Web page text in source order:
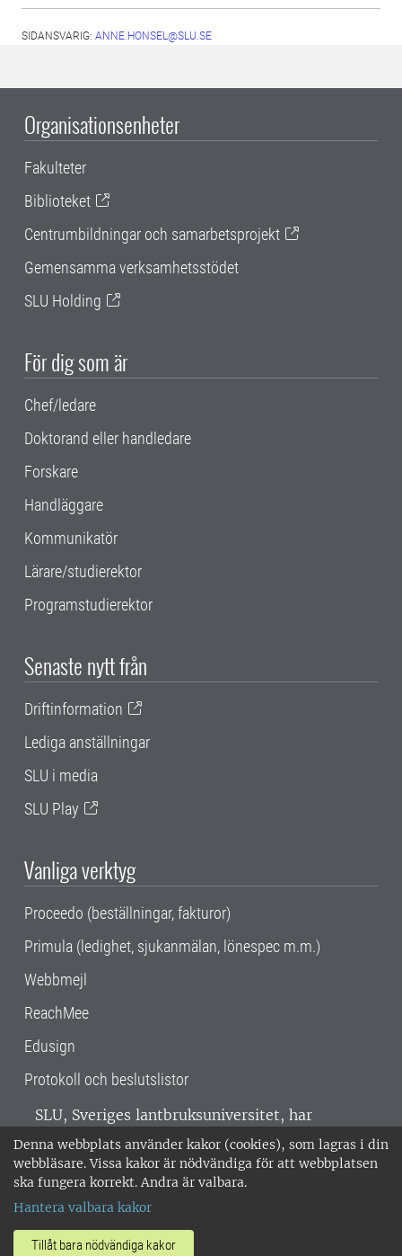
Denna webbplats använder kakor (cookies), som lagras i din
webbläsare. Vissa kakor är nödvändiga för att webbplatsen
ska fungera korrekt. Andra är valbara.
Hantera valbara kakor
Tillåt bara nödvändiga kakor
SIDANSVARIG: ANNE.HONSEL@SLU.SE
Organisationsenheter
Fakulteter
Biblioteket
Centrumbildningar och samarbetsprojekt
Gemensamma verksamhetsstödet
SLU Holding
För dig som är
Chef/ledare
Doktorand eller handledare
Forskare
Handläggare
Kommunikatör
Lärare/studierektor
Programstudierektor
Senaste nytt från
Driftinformation
Lediga anställningar
SLU i media
SLU Play
Vanliga verktyg
Proceedo (beställningar, fakturor)
Primula (ledighet, sjukanmälan, lönespec m.m.)
Webbmejl
ReachMee
Edusign
Protokoll och beslutslistor
SLU, Sveriges lantbruksuniversitet, har
verksamhet över hela Sverige. Huvudorter är
Alnarp, Uppsala och Umeå.SLU är
miljöcertifierat enligt ISO 14001. •
018-67 10 00 • Org nr: 202100-2817 •
Om SLU:s webbplatser